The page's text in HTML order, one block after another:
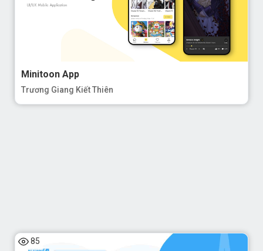
Minitoon App
Trương Giang Kiết Thiên
85